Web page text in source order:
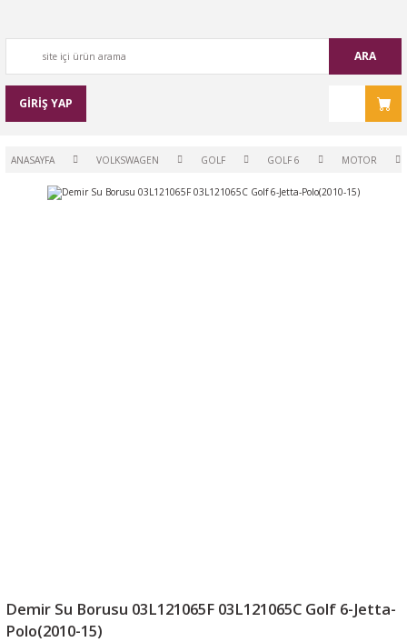
ARA
GİRİŞ YAP
ANASAYFA VOLKSWAGEN GOLF GOLF 6 MOTOR
Demir Su Borusu 03L121065F 03L121065C Golf 6-Jetta-
Polo(2010-15)